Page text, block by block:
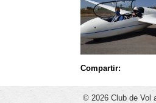
Compartir:
© 2026 Club de Vol